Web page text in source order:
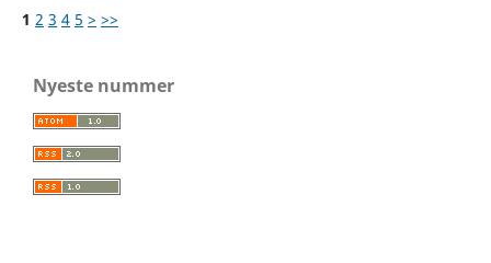
1 2 3 4 5 > >>
Nyeste nummer